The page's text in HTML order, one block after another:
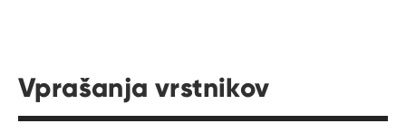
Vprašanja vrstnikov